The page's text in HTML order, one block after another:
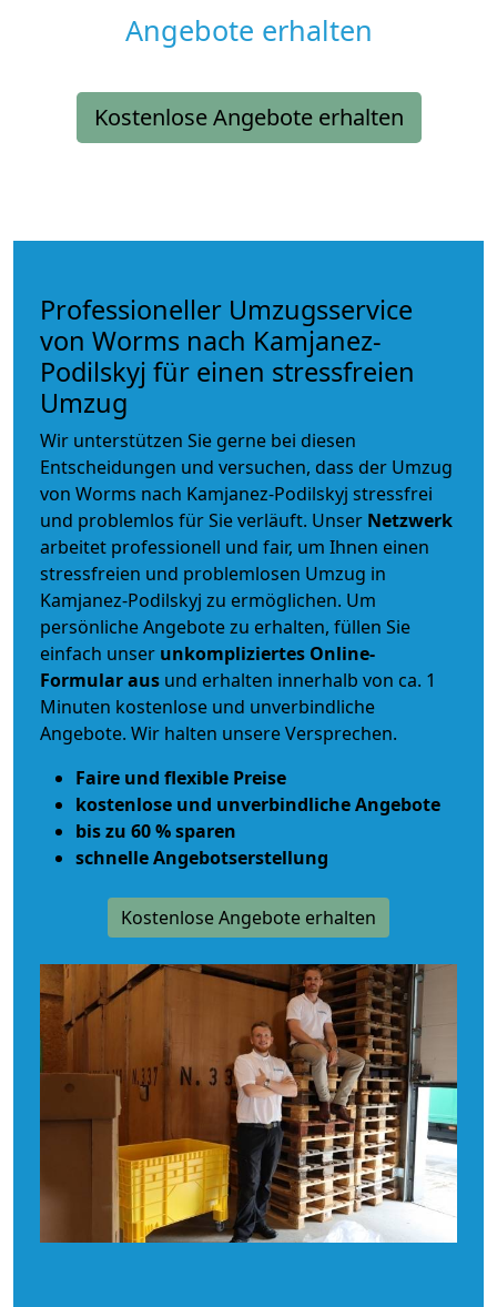
Angebote erhalten
Kostenlose Angebote erhalten
Professioneller Umzugsservice
von Worms nach Kamjanez-
Podilskyj für einen stressfreien
Umzug
Wir unterstützen Sie gerne bei diesen
Entscheidungen und versuchen, dass der Umzug
von Worms nach Kamjanez-Podilskyj stressfrei
und problemlos für Sie verläuft. Unser Netzwerk
arbeitet professionell und fair, um Ihnen einen
stressfreien und problemlosen Umzug in
Kamjanez-Podilskyj zu ermöglichen. Um
persönliche Angebote zu erhalten, füllen Sie
einfach unser unkompliziertes Online-
Formular aus und erhalten innerhalb von ca. 1
Minuten kostenlose und unverbindliche
Angebote. Wir halten unsere Versprechen.
Faire und flexible Preise
kostenlose und unverbindliche Angebote
bis zu 60 % sparen
schnelle Angebotserstellung
Kostenlose Angebote erhalten